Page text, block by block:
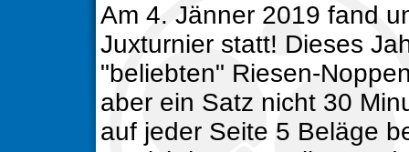
Am 4. Jänner 2019 fand
Juxturnier statt! Dieses
"beliebten" Riesen-
aber ein Satz nicht 30
auf jeder Seite 5 Beläge